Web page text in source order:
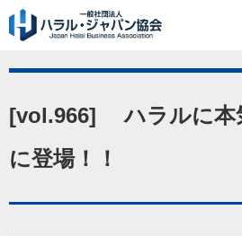
[vol.966] ハラルに本
に登場！！